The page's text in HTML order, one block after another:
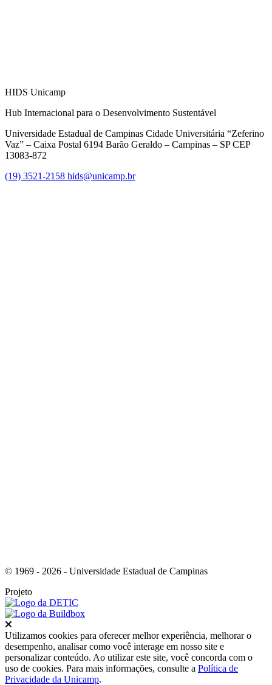
HIDS Unicamp
Hub Internacional para o Desenvolvimento Sustentável
Universidade Estadual de Campinas Cidade Universitária “Zeferino
Vaz” – Caixa Postal 6194 Barão Geraldo – Campinas – SP CEP
13083-872
(19) 3521-2158 hids@unicamp.br
© 1969 - 2026 - Universidade Estadual de Campinas
Projeto
Utilizamos cookies para oferecer melhor experiência, melhorar o
desempenho, analisar como você interage em nosso site e
personalizar conteúdo. Ao utilizar este site, você concorda com o
uso de cookies. Para mais informações, consulte a Política de
Privacidade da Unicamp.